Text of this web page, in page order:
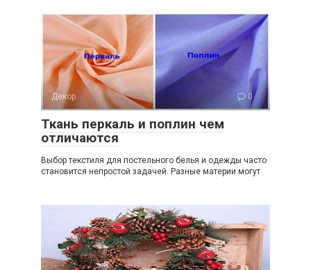
Декор 0
Ткань перкаль и поплин чем
отличаются
Выбор текстиля для постельного белья и одежды часто
становится непростой задачей. Разные материи могут